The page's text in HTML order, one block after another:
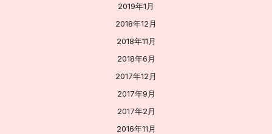
2019年1月
2018年12月
2018年11月
2018年6月
2017年12月
2017年9月
2017年2月
2016年11月